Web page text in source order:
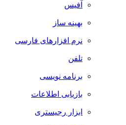
آفیس
بهینه ساز
نرم افزارهای فارسی
تلفن
برنامه نویسی
بازیابی اطلاعات
ابزار رجیستری